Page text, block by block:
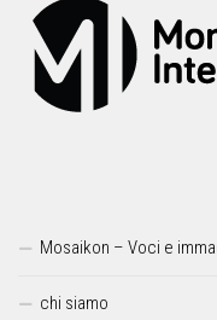
Mosaikon – Voci e
chi siamo